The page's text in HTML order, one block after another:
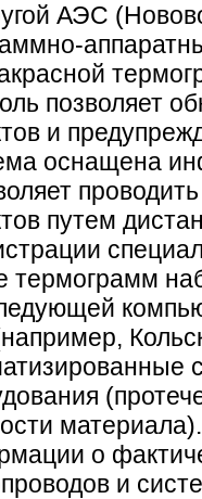
АЭС
позволяет
и
оснащена
путем
термограмм
о
и